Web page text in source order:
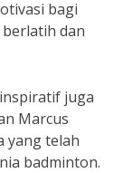
bagi
dan
juga
Marcus
yang telah
badminton.